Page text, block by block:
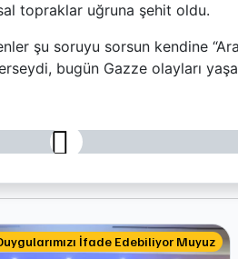
topraklar uğruna şehit oldu.
şu soruyu sorsun kendine
bugün Gazze olayları
İfade Edebiliyor Muyuz